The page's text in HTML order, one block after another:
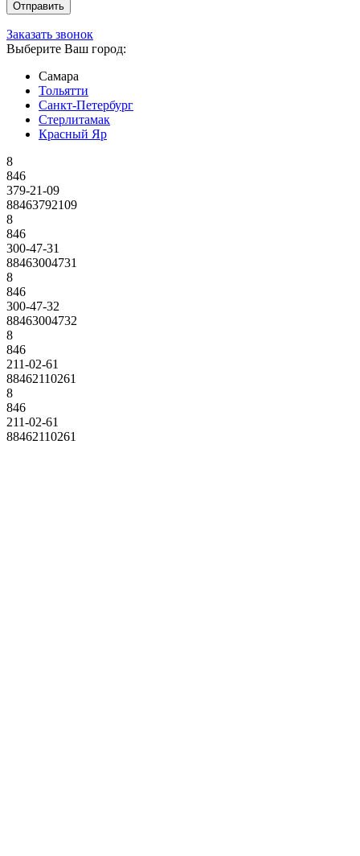
Заказать звонок
Выберите Ваш город:
Самара
Тольятти
Санкт-Петербург
Стерлитамак
Красный Яр
8
846
379-21-09
88463792109
8
846
300-47-31
88463004731
8
846
300-47-32
88463004732
8
846
211-02-61
88462110261
8
846
211-02-61
88462110261